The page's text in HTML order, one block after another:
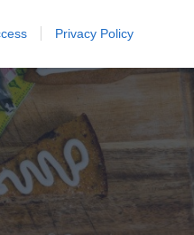
Privacy Policy